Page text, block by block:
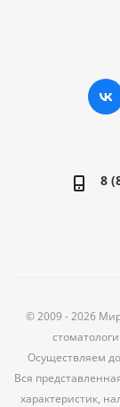
8
© 2009 - 2026
Осуществляем
Вся
характеристик,